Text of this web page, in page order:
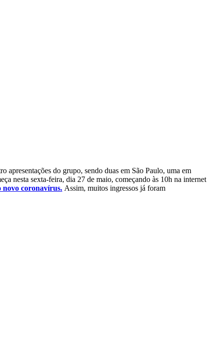
apresentações do grupo, sendo duas em São Paulo, uma em
nesta sexta-feira, dia 27 de maio, começando às 10h na internet
novo coronavírus. Assim, muitos ingressos já foram